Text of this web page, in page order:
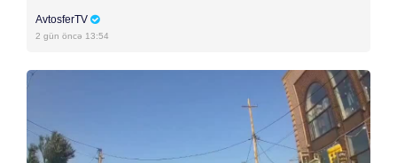
AvtosferTV
2 gün öncə 13:54